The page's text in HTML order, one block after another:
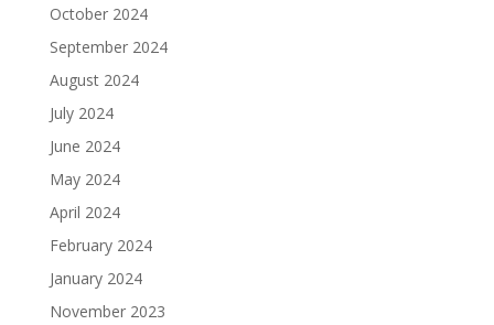
October 2024
September 2024
August 2024
July 2024
June 2024
May 2024
April 2024
February 2024
January 2024
November 2023